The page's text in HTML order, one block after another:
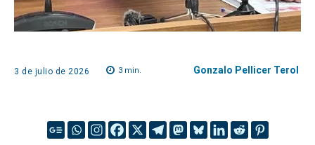
3 de julio de 2026 3 min. Gonzalo Pellicer Terol